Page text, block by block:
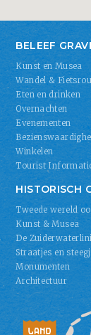
BELEEF
Kunst en Musea
Wandel &
Eten en drinken
Overnachten
Evenementen
Winkelen
Tourist
HISTORISCH
Tweede wereld
Kunst & Musea
De
Straatjes en
Monumenten
Architectuur